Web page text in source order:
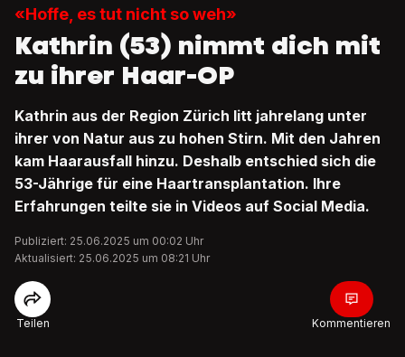
«Hoffe, es tut nicht so weh»
Kathrin (53) nimmt dich mit
zu ihrer Haar-OP
Kathrin aus der Region Zürich litt jahrelang unter
ihrer von Natur aus zu hohen Stirn. Mit den Jahren
kam Haarausfall hinzu. Deshalb entschied sich die
53-Jährige für eine Haartransplantation. Ihre
Erfahrungen teilte sie in Videos auf Social Media.
Publiziert: 25.06.2025 um 00:02 Uhr
Aktualisiert: 25.06.2025 um 08:21 Uhr
Teilen Kommentieren